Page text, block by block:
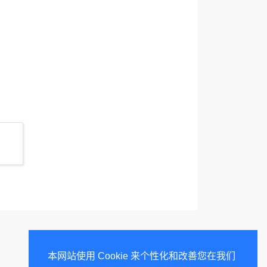
本网站使用 Cookie 来个性化和改善您在我们